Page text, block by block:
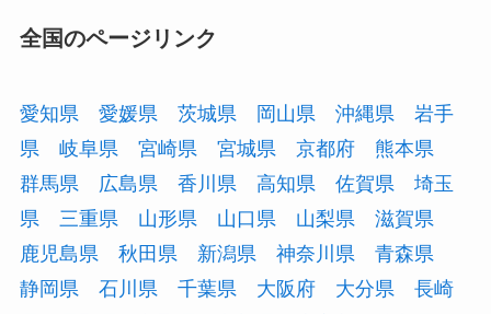
全国のページリンク
愛知県 愛媛県 茨城県 岡山県 沖縄県
岩手
県
岐阜県 宮崎県 宮城県 京都府
熊本県
群馬県
広島県 香川県 高知県 佐賀県
埼玉
県
三重県 山形県 山口県 山梨県
滋賀県
鹿児島県
秋田県 新潟県 神奈川県
青森県
静岡県
石川県 千葉県 大阪府 大分県
長崎